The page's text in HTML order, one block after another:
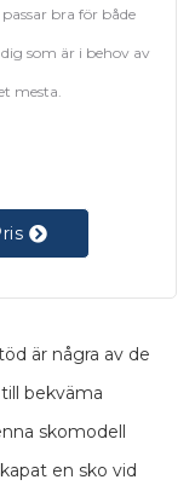
är några av de
bekväma
skomodell
en sko vid
bra för både
som är i behov av
mesta.